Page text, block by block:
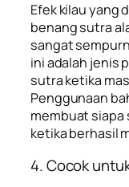
Efek kilau yang
benang sutra
sangat
ini adalah jenis
sutra ketika
Penggunaan
membuat siapa
ketika berhasil
4. Cocok